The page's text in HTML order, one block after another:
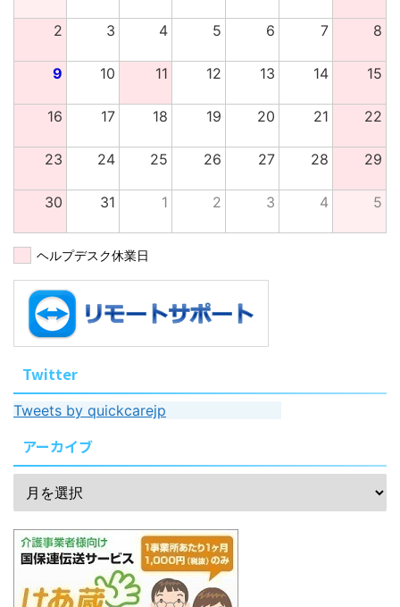
2 3 4 5 6 7 8
9 10 11 12 13 14 15
16 17 18 19 20 21 22
23 24 25 26 27 28 29
30 31 1 2 3 4 5
ヘルプデスク休業日
Twitter
Tweets by quickcarejp
アーカイブ